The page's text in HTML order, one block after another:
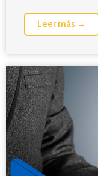
Leer más →